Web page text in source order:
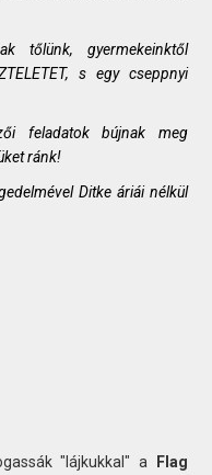
tőlünk, gyermekeinktől
s egy cseppnyi
feladatok bújnak meg
ránk!
Ditke áriái nélkül
"lájkukkal" a
Flag